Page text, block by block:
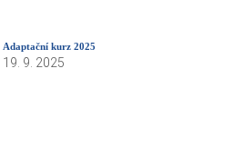
Adaptační kurz 2025
19. 9. 2025